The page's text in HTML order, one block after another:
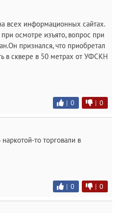
всех информационных сайтах.
осмотре изъято, вопрос при
признался, что приобретал
в сквере в 50 метрах от УФСКН
| 0 | 0
то торговали в
| 0 | 0